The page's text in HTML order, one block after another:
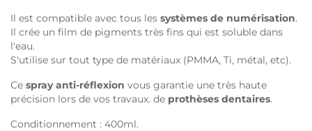
Il est compatible avec tous les systèmes de numérisation.
Il crée un film de pigments très fins qui est soluble dans
l'eau.
S'utilise sur tout type de matériaux (PMMA, Ti, métal, etc).
Ce spray anti-réflexion vous garantie une très haute
précision lors de vos travaux. de prothèses dentaires.
Conditionnement : 400ml.